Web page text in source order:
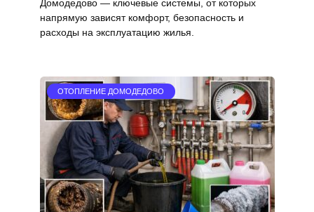
Домодедово — ключевые системы, от которых
напрямую зависят комфорт, безопасность и
расходы на эксплуатацию жилья.
ОТОПЛЕНИЕ ДОМОДЕДОВО